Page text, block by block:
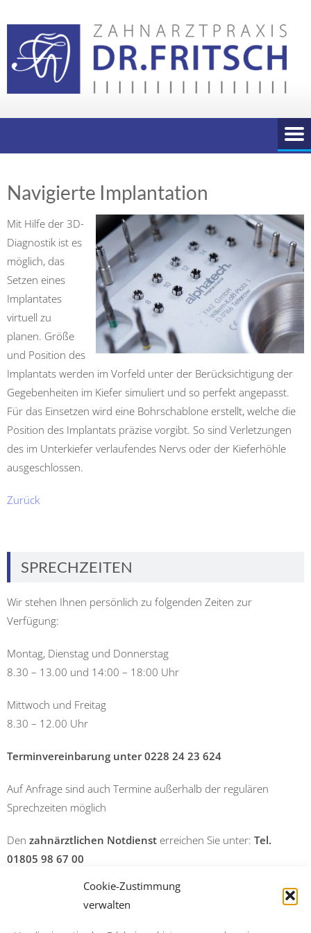
Cookie-Zustimmung
verwalten
to
content
Navigierte Implantation
Mit Hilfe der 3D-
Diagnostik ist es
möglich, das
Setzen eines
Implantates
virtuell zu
planen. Größe
und Position des
Implantats werden im Vorfeld unter der Berücksichtigung der
Gegebenheiten im Kiefer simuliert und so perfekt angepasst.
Für das Einsetzen wird eine Bohrschablone erstellt, welche die
Position des Implantats präzise vorgibt. So sind Verletzungen
des im Unterkiefer verlaufendes Nervs oder der Kieferhöhle
ausgeschlossen.
Zurück
SPRECHZEITEN
Wir stehen Ihnen persönlich zu folgenden Zeiten zur
Verfügung:
Montag, Dienstag und Donnerstag
8.30 – 13.00 und 14:00 – 18:00 Uhr
Mittwoch und Freitag
8.30 – 12.00 Uhr
Terminvereinbarung unter 0228 24 23 624
Auf Anfrage sind auch Termine außerhalb der regulären
Sprechzeiten möglich
Den zahnärztlichen Notdienst erreichen Sie unter: Tel.
01805 98 67 00
14 Cent/Min. a. d. Festnetz; Mobilfunk abweichend